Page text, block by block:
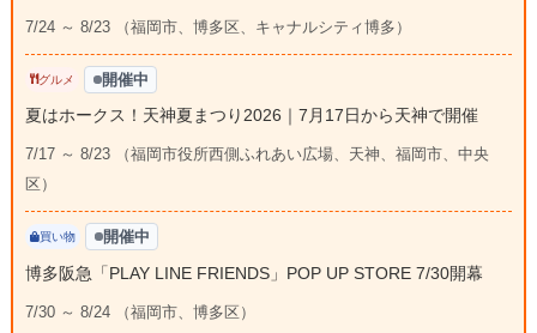
7/24 ～ 8/23 （福岡市、博多区、キャナルシティ博多）
グルメ 開催中
夏はホークス！天神夏まつり2026｜7月17日から天神で開催
7/17 ～ 8/23 （福岡市役所西側ふれあい広場、天神、福岡市、中央
区）
買い物 開催中
博多阪急「PLAY LINE FRIENDS」POP UP STORE 7/30開幕
7/30 ～ 8/24 （福岡市、博多区）